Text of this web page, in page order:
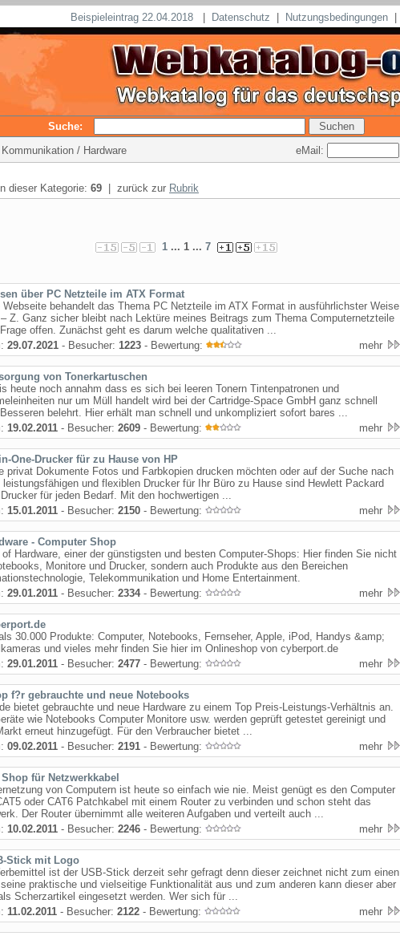
Beispieleintrag 22.04.2018 Datenschutz Nutzungsbedingungen
Suche:
/ Hardware
eMail:
dieser Kategorie: 69 | zurück zur Rubrik
1... 1 ... 7
über PC Netzteile im ATX Format
Webseite behandelt das Thema PC Netzteile im ATX Format in ausführlichster Weise
Z. Ganz sicher bleibt nach Lektüre meines Beitrags zum Thema Computernetzteile
offen. Zunächst geht es darum welche qualitativen ...
29.07.2021 - Besucher: 1223 - Bewertung: mehr
von Tonerkartuschen
heute noch annahm dass es sich bei leeren Tonern Tintenpatronen und
nur um Müll handelt wird bei der Cartridge-Space GmbH ganz schnell
belehrt. Hier erhält man schnell und unkompliziert sofort bares ...
19.02.2011 - Besucher: 2609 - Bewertung: mehr
One-Drucker für zu Hause von HP
privat Dokumente Fotos und Farbkopien drucken möchten oder auf der Suche nach
leistungsfähigen und flexiblen Drucker für Ihr Büro zu Hause sind Hewlett Packard
für jeden Bedarf. Mit den hochwertigen ...
15.01.2011 - Besucher: 2150 - Bewertung: mehr
- Computer Shop
of Hardware, einer der günstigsten und besten Computer-Shops: Hier finden Sie nicht
Monitore und Drucker, sondern auch Produkte aus den Bereichen
Telekommunikation und Home Entertainment.
29.01.2011 - Besucher: 2334- Bewertung: mehr
30.000 Produkte: Computer, Notebooks, Fernseher, Apple, iPod, Handys &amp;
und vieles mehr finden Sie hier im Onlineshop von cyberport.de
29.01.2011 - Besucher: 2477 - Bewertung: mehr
f?r gebrauchte und neue Notebooks
bietet gebrauchte und neue Hardware zu einem Top Preis-Leistungs-Verhältnis an.
wie Notebooks Computer Monitore usw. werden geprüft getestet gereinigt und
erneut hinzugefügt. Für den Verbraucher bietet ...
09.02.2011 - Besucher: 2191 - Bewertung: mehr
Shop für Netzwerkkabel
von Computern ist heute so einfach wie nie. Meist genügt es den Computer
oder CAT6 Patchkabel mit einem Router zu verbinden und schon steht das
Der Router übernimmt alle weiteren Aufgaben und verteilt auch ...
10.02.2011 - Besucher: 2246 - Bewertung: mehr
Stick mit Logo
ist der USB-Stick derzeit sehr gefragt denn dieser zeichnet nicht zum einen
praktische und vielseitige Funktionalität aus und zum anderen kann dieser aber
Scherzartikel eingesetzt werden. Wer sich für ...
11.02.2011 - Besucher: 2122 - Bewertung: mehr